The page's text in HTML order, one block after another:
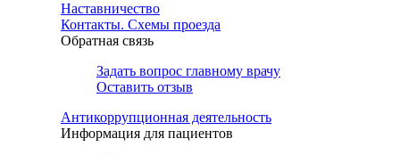
Наставничество
Контакты. Схемы проезда
Обратная связь
Задать вопрос главному врачу
Оставить отзыв
Антикоррупционная деятельность
Информация для пациентов